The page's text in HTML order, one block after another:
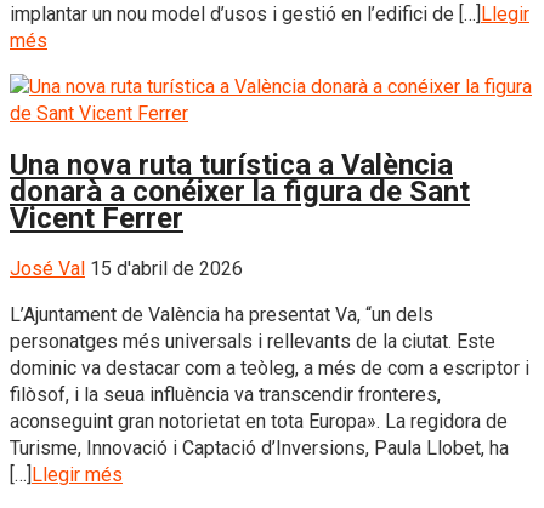
implantar un nou model d’usos i gestió en l’edifici de […]Llegir
més
Una nova ruta turística a València
donarà a conéixer la figura de Sant
Vicent Ferrer
José Val 15 d'abril de 2026
L’Ajuntament de València ha presentat Va, “un dels
personatges més universals i rellevants de la ciutat. Este
dominic va destacar com a teòleg, a més de com a escriptor i
filòsof, i la seua influència va transcendir fronteres,
aconseguint gran notorietat en tota Europa». La regidora de
Turisme, Innovació i Captació d’Inversions, Paula Llobet, ha
[…]Llegir més